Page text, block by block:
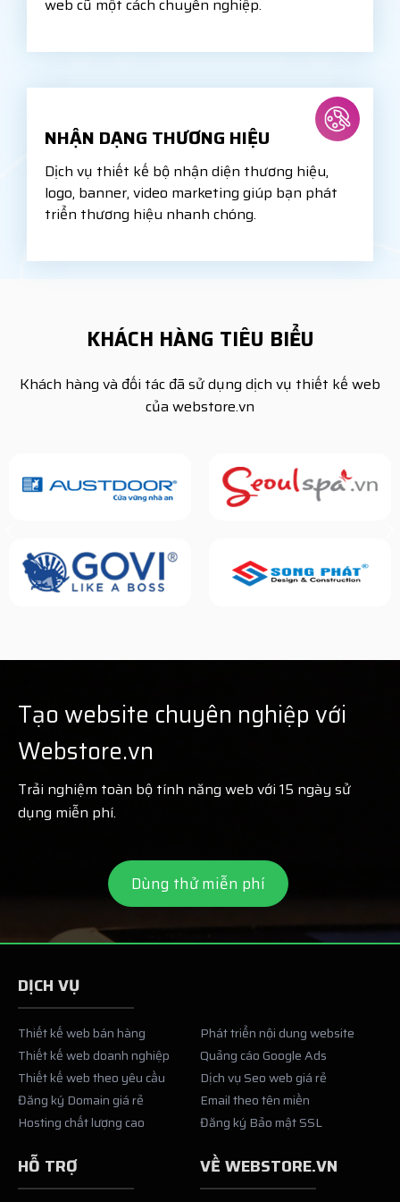
web cũ một cách chuyên nghiệp.
NHẬN DẠNG THƯƠNG HIỆU
Dịch vụ thiết kế bộ nhận diện thương hiệu,
logo, banner, video marketing giúp bạn phát
triển thương hiệu nhanh chóng.
KHÁCH HÀNG TIÊU BIỂU
Khách hàng và đối tác đã sử dụng dịch vụ thiết kế web
của webstore.vn
Tạo website chuyên nghiệp với
Webstore.vn
Trải nghiệm toàn bộ tính năng web với 15 ngày sử
dụng miễn phí.
Dùng thử miễn phí
DỊCH VỤ
Thiết kế web bán hàng
Thiết kế web doanh nghiệp
Thiết kế web theo yêu cầu
Đăng ký Domain giá rẻ
Hosting chất lượng cao
Phát triển nội dung website
Quảng cáo Google Ads
Dịch vụ Seo web giá rẻ
Email theo tên miền
Đăng ký Bảo mật SSL
HỖ TRỢ VỀ WEBSTORE.VN